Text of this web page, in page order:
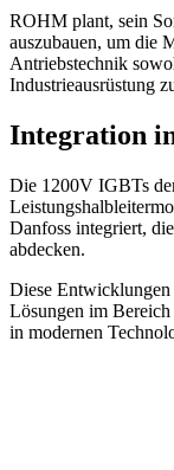
ROHM plant, sein
auszubauen, um die
Antriebstechnik
Industrieausrüstung
Integration
Die 1200V IGBTs
Danfoss integriert,
abdecken.
Diese
Lösungen im
in modernen